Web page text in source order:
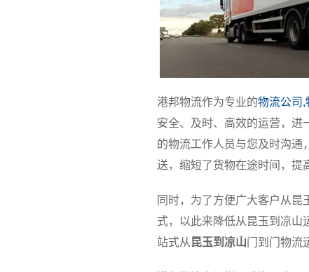
港邦物流作为专业的物流公司,
安全、及时、高效的运营，进
的物流工作人员与您及时沟通
送，缩短了货物在途时间，提
同时，为了方便广大客户从昆
式，以此来降低从昆玉到凉山
站式从 昆玉到凉山门到门物流